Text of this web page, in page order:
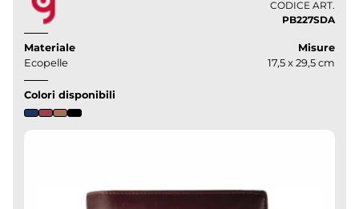
CODICE ART.
PB227SDA
Materiale
Ecopelle
Misure
17,5 x 29,5 cm
Colori disponibili